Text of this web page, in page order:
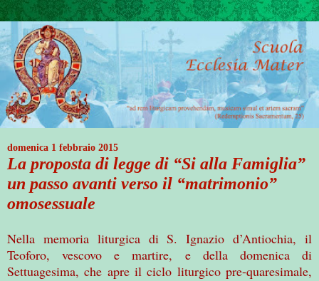
domenica 1 febbraio 2015
La proposta di legge di “Si alla Famiglia”
un passo avanti verso il “matrimonio”
omosessuale
Nella memoria liturgica di S. Ignazio d’Antiochia, il
Teoforo, vescovo e martire, e della domenica di
Settuagesima, che apre il ciclo liturgico pre-quaresimale,